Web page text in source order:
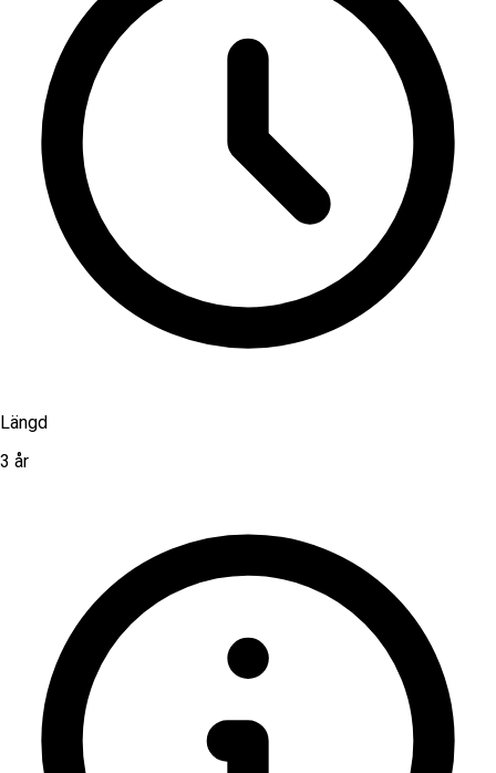
Längd
3 år